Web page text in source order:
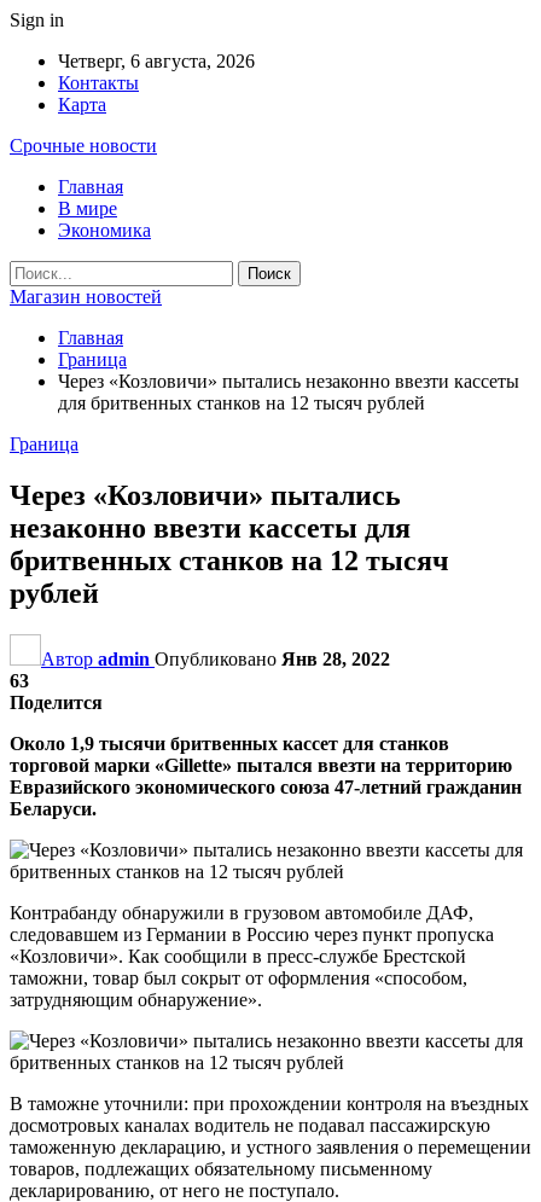
Sign in
Четверг, 6 августа, 2026
Контакты
Карта
Срочные новости
Главная
В мире
Экономика
Магазин новостей
Главная
Граница
Через «Козловичи» пытались незаконно ввезти кассеты
для бритвенных станков на 12 тысяч рублей
Граница
Через «Козловичи» пытались
незаконно ввезти кассеты для
бритвенных станков на 12 тысяч
рублей
Автор admin Опубликовано Янв 28, 2022
63
Поделится
Около 1,9 тысячи бритвенных кассет для станков
торговой марки «Gillette» пытался ввезти на территорию
Евразийского экономического союза 47-летний гражданин
Беларуси.
Контрабанду обнаружили в грузовом автомобиле ДАФ,
следовавшем из Германии в Россию через пункт пропуска
«Козловичи». Как сообщили в пресс-службе Брестской
таможни, товар был сокрыт от оформления «способом,
затрудняющим обнаружение».
В таможне уточнили: при прохождении контроля на въездных
досмотровых каналах водитель не подавал пассажирскую
таможенную декларацию, и устного заявления о перемещении
товаров, подлежащих обязательному письменному
декларированию, от него не поступало.